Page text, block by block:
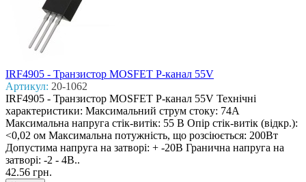
IRF4905 - Транзистор MOSFET P-канал 55V
Артикул: 20-1062
IRF4905 - Транзистор MOSFET P-канал 55V Технічні
характеристики: Максимальний струм стоку: 74А
Максимальна напруга стік-витік: 55 В Опір стік-витік (відкр.):
<0,02 ом Максимальна потужність, що розсіюється: 200Вт
Допустима напруга на затворі: + -20В Гранична напруга на
затворі: -2 - 4В..
42.56 грн.